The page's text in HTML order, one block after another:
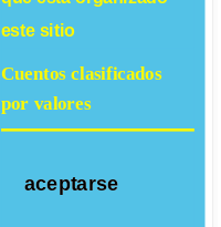
este sitio
Cuentos clasificados
por valores
aceptarse